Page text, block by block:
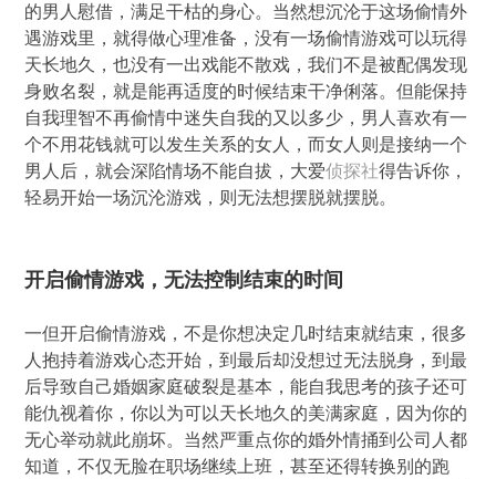
的男人慰借，满足干枯的身心。当然想沉沦于这场偷情外
遇游戏里，就得做心理准备，没有一场偷情游戏可以玩得
天长地久，也没有一出戏能不散戏，我们不是被配偶发现
身败名裂，就是能再适度的时候结束干净俐落。但能保持
自我理智不再偷情中迷失自我的又以多少，男人喜欢有一
个不用花钱就可以发生关系的女人，而女人则是接纳一个
男人后，就会深陷情场不能自拔，大爱侦探社得告诉你，
轻易开始一场沉沦游戏，则无法想摆脱就摆脱。
开启偷情游戏，无法控制结束的时间
一但开启偷情游戏，不是你想决定几时结束就结束，很多
人抱持着游戏心态开始，到最后却没想过无法脱身，到最
后导致自己婚姻家庭破裂是基本，能自我思考的孩子还可
能仇视着你，你以为可以天长地久的美满家庭，因为你的
无心举动就此崩坏。当然严重点你的婚外情捅到公司人都
知道，不仅无脸在职场继续上班，甚至还得转换别的跑